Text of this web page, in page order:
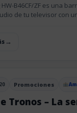
HW-B46CF/ZF es una
de tu televisor con
Promociones
Tronos – La